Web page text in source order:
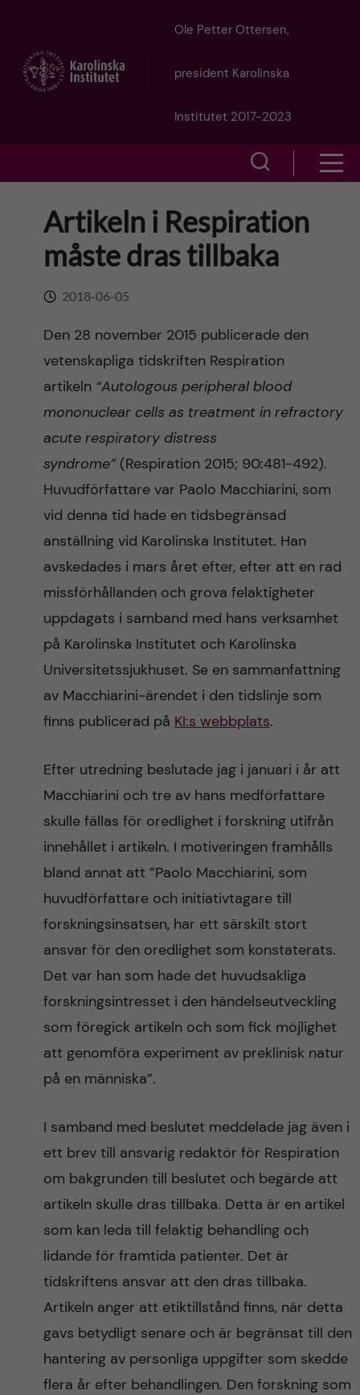
t
Ole Petter Ottersen,
president Karolinska
Institutet 2017-2023
o
w
a
c
f
i
l
d
Artikeln i Respiration
måste dras tillbaka
2018-06-05
Den 28 november 2015 publicerade den
vetenskapliga tidskriften Respiration
artikeln “Autologous peripheral blood
mononuclear cells as treatment in refractory
acute respiratory distress
syndrome” (Respiration 2015; 90:481-492).
Huvudförfattare var Paolo Macchiarini, som
vid denna tid hade en tidsbegränsad
anställning vid Karolinska Institutet. Han
avskedades i mars året efter, efter att en rad
missförhållanden och grova felaktigheter
uppdagats i samband med hans verksamhet
på Karolinska Institutet och Karolinska
Universitetssjukhuset. Se en sammanfattning
av Macchiarini-ärendet i den tidslinje som
finns publicerad på KI:s webbplats.
Efter utredning beslutade jag i januari i år att
Macchiarini och tre av hans medförfattare
skulle fällas för oredlighet i forskning utifrån
innehållet i artikeln. I motiveringen framhålls
bland annat att ”Paolo Macchiarini, som
huvudförfattare och initiativtagare till
forskningsinsatsen, har ett särskilt stort
ansvar för den oredlighet som konstaterats.
Det var han som hade det huvudsakliga
forskningsintresset i den händelseutveckling
som föregick artikeln och som fick möjlighet
att genomföra experiment av preklinisk natur
på en människa”.
I samband med beslutet meddelade jag även i
ett brev till ansvarig redaktör för Respiration
om bakgrunden till beslutet och begärde att
artikeln skulle dras tillbaka. Detta är en artikel
som kan leda till felaktig behandling och
lidande för framtida patienter. Det är
tidskriftens ansvar att den dras tillbaka.
Artikeln anger att etiktillstånd finns, när detta
gavs betydligt senare och är begränsat till den
hantering av personliga uppgifter som skedde
flera år efter behandlingen. Den forskning som